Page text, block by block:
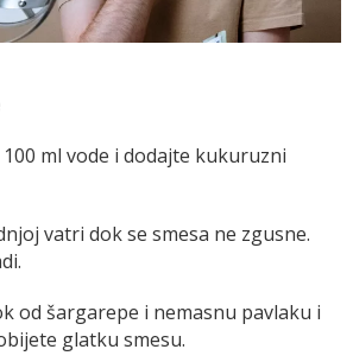
ml vode i dodajte kukuruzni
vatri dok se smesa ne zgusne.
od šargarepe i nemasnu pavlaku i
glatku smesu.